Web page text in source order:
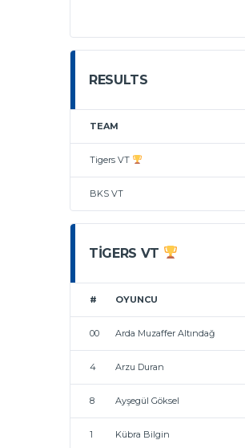
RESULTS
TEAM
Tigers VT
BKS VT
TIGERS VT
# OYUNCU
00 Arda Muzaffer Altındağ
4 Arzu Duran
8 Ayşegül Göksel
1 Kübra Bilgin